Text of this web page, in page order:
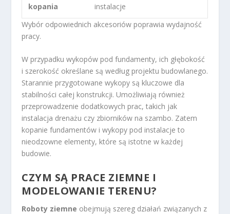
kopania
instalacje
Wybór odpowiednich akcesoriów poprawia wydajność
pracy.
W przypadku wykopów pod fundamenty, ich głębokość
i szerokość określane są według projektu budowlanego.
Starannie przygotowane wykopy są kluczowe dla
stabilności całej konstrukcji. Umożliwiają również
przeprowadzenie dodatkowych prac, takich jak
instalacja drenażu czy zbiorników na szambo. Zatem
kopanie fundamentów i wykopy pod instalacje to
nieodzowne elementy, które są istotne w każdej
budowie.
CZYM SĄ PRACE ZIEMNE I
MODELOWANIE TERENU?
Roboty ziemne obejmują szereg działań związanych z